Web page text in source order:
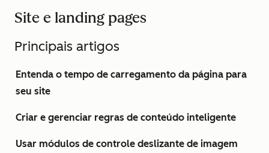
Site e landing pages
Principais artigos
Entenda o tempo de carregamento da página para
seu site
Criar e gerenciar regras de conteúdo inteligente
Usar módulos de controle deslizante de imagem